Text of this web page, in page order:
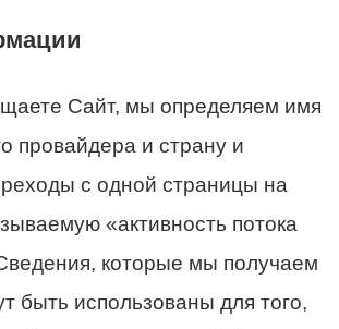
Сайт, мы определяем имя
провайдера и страну и
с одной страницы на
«активность потока
которые мы получаем
быть использованы для того,